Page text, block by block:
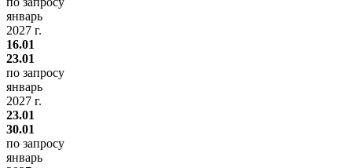
январь
2027 г.
16.01
23.01
по запросу
январь
2027 г.
23.01
30.01
по запросу
январь